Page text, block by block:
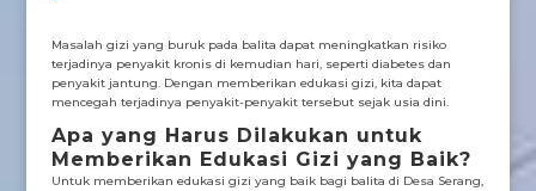
Masalah gizi yang buruk pada balita dapat meningkatkan risiko
terjadinya penyakit kronis di kemudian hari, seperti diabetes dan
penyakit jantung. Dengan memberikan edukasi gizi, kita dapat
mencegah terjadinya penyakit-penyakit tersebut sejak usia dini.
Apa yang Harus Dilakukan untuk
Memberikan Edukasi Gizi yang Baik?
Untuk memberikan edukasi gizi yang baik bagi balita di Desa Serang,